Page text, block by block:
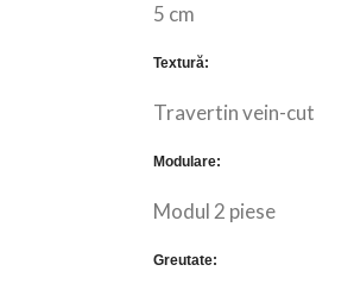
5 cm
Textură:
Travertin vein-cut
Modulare:
Modul 2 piese
Greutate: